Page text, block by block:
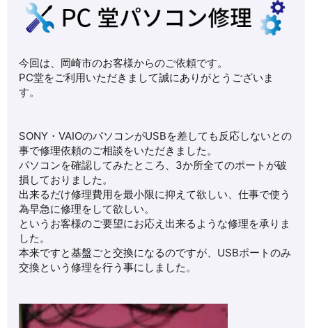
今回は、岡崎市のお客様からのご依頼です。
PC堂をご利用いただきまして誠にありがとうございま
す。
SONY・VAIOのパソコンがUSBを差しても反応しないとの
事で修理依頼のご相談をいただきました。
パソコンを確認してみたところ、3か所全てのポートが破
損しておりました。
出来るだけ修理費用を最小限に抑えて欲しい、仕事で使う
為早急に修理をして欲しい。
というお客様のご要望にお応え出来るような修理を承りま
した。
本来ですと基盤ごと交換になるのですが、USBポートのみ
交換という修理を行う事にしました。